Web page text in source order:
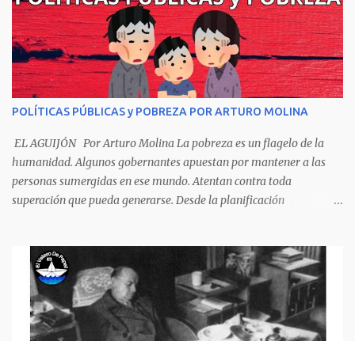
grita mamá pero él hace un gesto y orondo se va. Halló en el
camino, a un ratón vecino Y le dijo: -¡amigo!- venga usted conmigo,
Visitemos juntos a doña ratona Y habrá francachela y habrá
comilona. A poco llegaron, y avanza ratón, Estírase el cuello, coge
el aldabón, Da dos o tres golpes, preguntan: ¿quién es? -Yo doña
ratona, beso a usted los pies ¿Está usted en casa? -Sí señor sí estoy,
y celebro mucho ver a ustedes hoy; estaba en mi oficio, hilando
algodón, pero eso no importa; bienvenidos son. Se hicieron la
venia, se dieron la mano, Y dice Rat...
POLÍTICAS PÚBLICAS y POBREZA POR ARTURO MOLINA
EL AGUIJÓN Por Arturo Molina La pobreza es un flagelo de la
humanidad. Algunos gobernantes apuestan por mantener a las
personas sumergidas en ese mundo. Atentan contra toda
superación que pueda generarse. Desde la planificación
Desarrollados, sub desarrollados, atrasados y como se les quiera
llamar, son parte de un escenario donde se conjuga el poder y el
control en manos de minorías, en detrimento de las mayorías.
Voceros con diferentes matices salen al ruedo a atacar las posturas
de unos contra otros, para que la sociedad los vea como los